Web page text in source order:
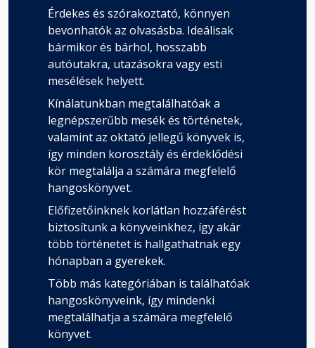
Érdekes és szórakoztató, könnyen
bevonhatók az olvasásba. Ideálisak
bármikor és bárhol, hosszabb
autóutakra, utazásokra vagy esti
mesélések helyett.
Kínálatunkban megtalálhatóak a
legnépszerűbb mesék és történetek,
valamint az oktató jellegű könyvek is,
így minden korosztály és érdeklődési
kör megtalálja a számára megfelelő
hangoskönyvet.
Előfizetőinknek korlátlan hozzáférést
biztosítunk a könyveinkhez, így akár
több történetet is hallgathatnak egy
hónapban a gyerekek.
Több más kategóriában is találhatóak
hangoskönyveink, így mindenki
megtalálhatja a számára megfelelő
könyvet.